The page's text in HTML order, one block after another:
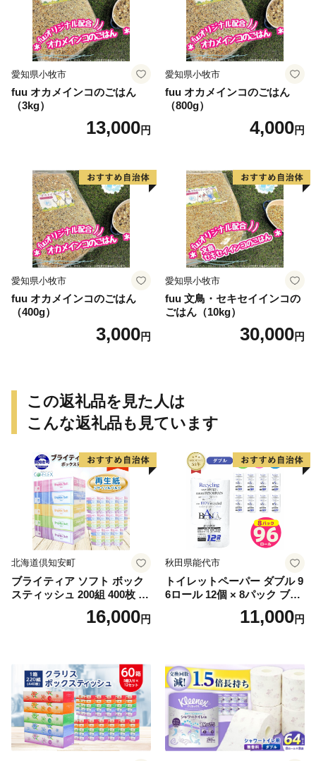
愛知県小牧市
fuu オカメインコのごはん
（3kg）
13,000円
愛知県小牧市
fuu オカメインコのごはん
（800g）
4,000円
愛知県小牧市
fuu オカメインコのごはん
（400g）
3,000円
愛知県小牧市
fuu 文鳥・セキセイインコの
ごはん（10kg）
30,000円
この返礼品を見た人は
こんな返礼品も見ています
北海道倶知安町
ブライティア ソフト ボック
スティッシュ 200組 400枚 60
箱 日本製 まとめ買い ティッ
シュ リサイクル 長持 防災 常
倶知安町 日用品
16,000円
秋田県能代市
トイレットペーパー ダブル 9
6ロール 12個 × 8パック ブラ
ンカ 再生紙 100％ 芯あり 日
用品 消耗品 無香料 生活用品
11,000円